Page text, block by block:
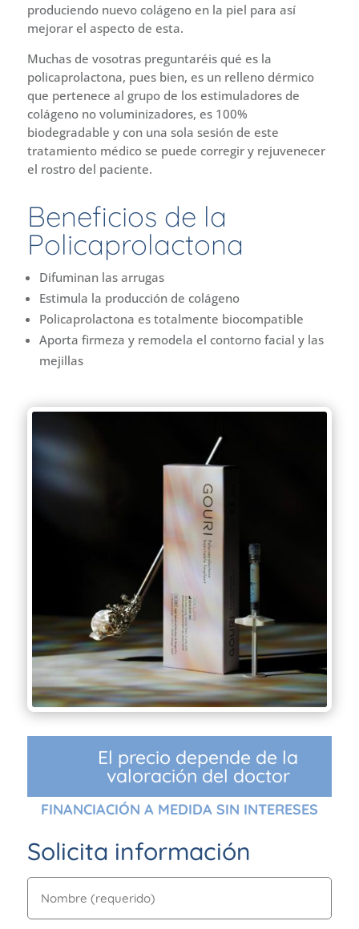
produciendo nuevo colágeno en la piel para así
mejorar el aspecto de esta.
Muchas de vosotras preguntaréis qué es la
policaprolactona, pues bien, es un relleno dérmico
que pertenece al grupo de los estimuladores de
colágeno no voluminizadores, es 100%
biodegradable y con una sola sesión de este
tratamiento médico se puede corregir y rejuvenecer
el rostro del paciente.
Beneficios de la
Policaprolactona
Difuminan las arrugas
Estimula la producción de colágeno
Policaprolactona es totalmente biocompatible
Aporta firmeza y remodela el contorno facial y las
mejillas
El precio depende de la
valoración del doctor
FINANCIACIÓN A MEDIDA SIN INTERESES
Solicita información